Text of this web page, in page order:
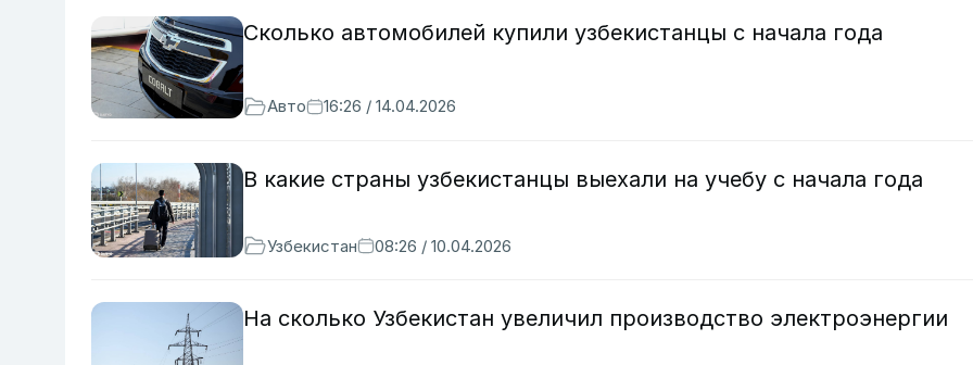
Сколько автомобилей купили узбекистанцы с начала года
Авто 16:26 / 14.04.2026
В какие страны узбекистанцы выехали на учебу с начала года
Узбекистан 08:26 / 10.04.2026
На сколько Узбекистан увеличил производство электроэнергии